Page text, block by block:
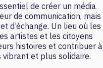
de créer un média
de communication, mais
d’échange. Un lieu où les
artistes et les citoyens
histoires et contribuer à
et plus solidaire.